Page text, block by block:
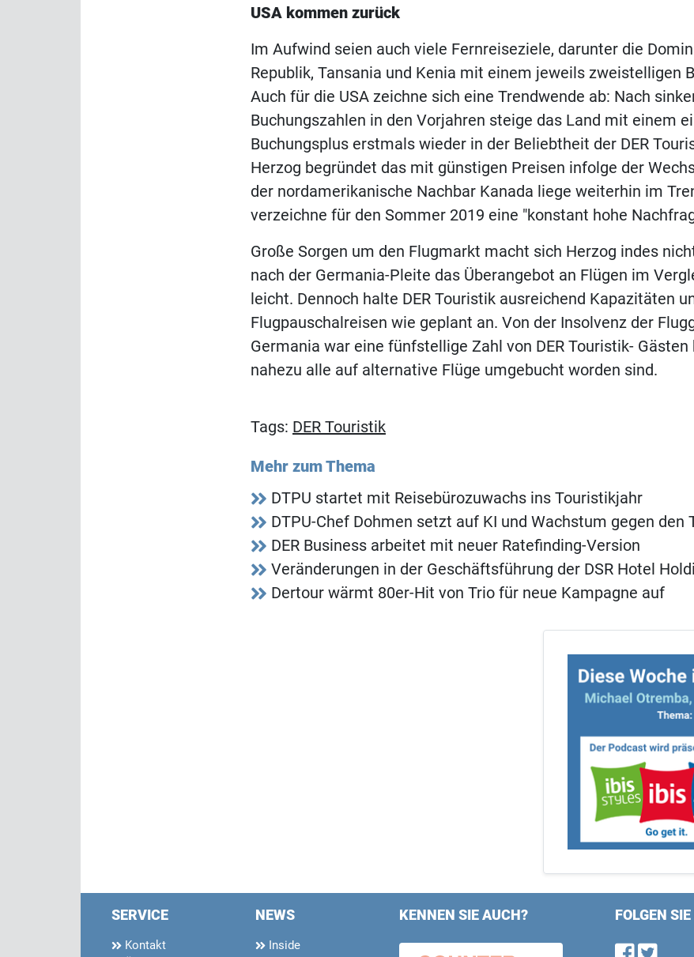
USA kommen zurück
Im Aufwind seien auch viele Fernreiseziele, darunter die
Republik, Tansania und Kenia mit einem jeweils zweistelligen
Auch für die USA zeichne sich eine Trendwende ab: Nach
Buchungszahlen in den Vorjahren steige das Land mit einem
Buchungsplus erstmals wieder in der Beliebtheit der DER
Herzog begründet das mit günstigen Preisen infolge der
der nordamerikanische Nachbar Kanada liege weiterhin im
verzeichne für den Sommer 2019 eine "konstant hohe
Große Sorgen um den Flugmarkt macht sich Herzog indes
nach der Germania-Pleite das Überangebot an Flügen im
leicht. Dennoch halte DER Touristik ausreichend Kapazitäten
Flugpauschalreisen wie geplant an. Von der Insolvenz der
Germania war eine fünfstellige Zahl von DER Touristik-
nahezu alle auf alternative Flüge umgebucht worden sind.
Tags: DER Touristik
Mehr zum Thema
DTPU startet mit Reisebürozuwachs ins Touristikjahr
DTPU-Chef Dohmen setzt auf KI und Wachstum gegen den
DER Business arbeitet mit neuer Ratefinding-Version
Veränderungen in der Geschäftsführung der DSR Hotel
Dertour wärmt 80er-Hit von Trio für neue Kampagne auf
SERVICE
Kontakt
NEWS
Inside
KENNEN SIE AUCH? FOLGEN